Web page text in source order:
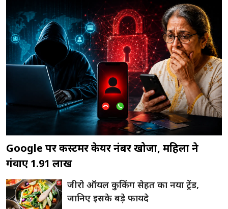
Google पर कस्टमर केयर नंबर खोजा, महिला ने
गंवाए ₹1.91 लाख
जीरो ऑयल कुकिंग सेहत का नया ट्रेंड,
जानिए इसके बड़े फायदे